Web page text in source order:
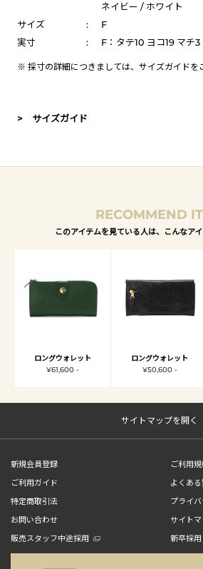
ネイビー / ホワイト
サイズ
:
F
実寸
: F：タテ10 ヨコ19 マチ3
※ 採寸の詳細につきましては、 サイズガイドを
> サイズガイド
RECOMMEND
このアイテムを見ている人は、こんなア
ロングウォレット
¥61,600 -
ロングウォレット
¥50,600 -
サイトマップを開く
新規会員登録
ご利用
ご利用ガイド
よくあ
特定商取引法
プライ
お問い合わせ
サイト
販売スタッフ中途採用
新卒採用